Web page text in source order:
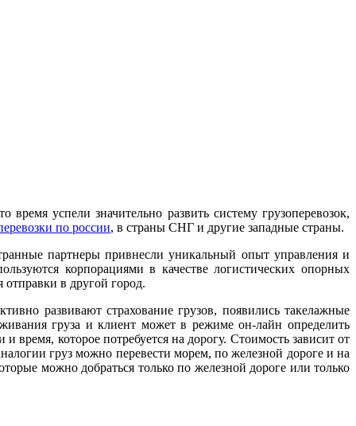
успели значительно развить систему грузоперевозок,
по россии, в страны СНГ и другие западные страны.
партнеры привнесли уникальный опыт управления и
корпорациями в качестве логистических опорных
отправки в другой город.
развивают страхование грузов, появились такелажные
груза и клиент может в режиме он-лайн определить
которое потребуется на дорогу. Стоимость зависит от
груз можно перевести морем, по железной дороге и на
можно добраться только по железной дороге или только